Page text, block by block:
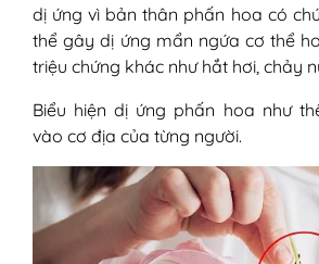
dị ứng vì bản thân phấn hoa có
thể gây dị ứng mẩn ngứa cơ thể
triệu chứng khác như hắt hơi, chảy
Biểu hiện dị ứng phấn hoa như
vào cơ địa của từng người.